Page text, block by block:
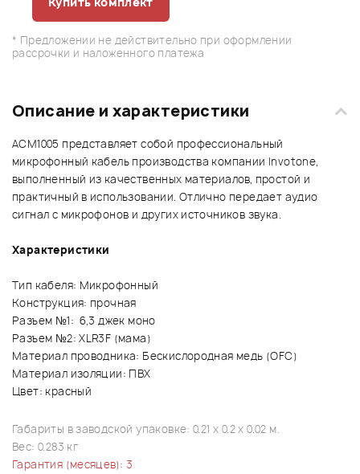
* Предложении не действительно при оформлении
рассрочки и наложенного платежа
Описание и характеристики
ACM1005 представляет собой профессиональный
микрофонный кабель производства компании Invotone,
выполненный из качественных материалов, простой и
практичный в использовании. Отлично передает аудио
сигнал с микрофонов и других источников звука.
Характеристики
Тип кабеля: Микрофонный
Конструкция: прочная
Разъем №1: 6,3 джек моно
Разъем №2: XLR3F (мама)
Материал проводника: Беcкислородная медь (OFC)
Материал изоляции: ПВХ
Цвет: красный
Габариты в заводской упаковке: 0.21 x 0.2 x 0.02 м.
Вес: 0.283 кг
Гарантия (месяцев): 3